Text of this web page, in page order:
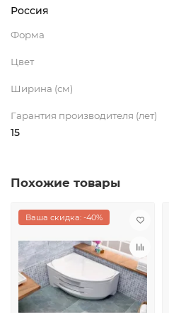
Россия
Форма
Цвет
Ширина (см)
Гарантия производителя (лет)
15
Похожие товары
Ваша скидка: -40%